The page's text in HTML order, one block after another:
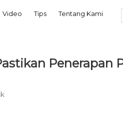
Video Tips Tentang Kami
Penerapan